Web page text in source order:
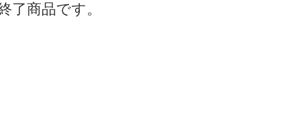
了商品です。